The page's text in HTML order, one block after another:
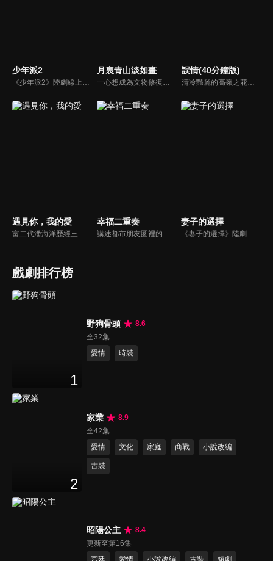
少年派2 月裏青山淡如畫 誤情(40分鐘版)
清冷豔麗的高嶺之花江時淺在遭受霸淩、暴力等一系列事件後，華麗蛻變逆襲歸來，用一場精心策劃強勢開啟自己的復仇之路，最終收穫內心救贖與愛情的故事。
遇見你，我的愛
富二代潘海洋歷經三次失敗婚姻，認為金錢阻礙愛情。唯第一任妻子陸雪怡真心待他。好友伊軒勸他隱藏身份。他在酒吧對芭蕾舞演員韓夢瑤一見鍾情。便化身業務經理與她相戀。熱戀中潘海洋決定娶韓夢瑤，卻在婚前發現韓夢瑤三年前曾是自己公司員工，進而揭開伊軒與韓夢瑤為還債設局圖謀他財產的陰謀...
幸福二重奏
講述都市朋友圈裡的好女好男們，在生活與職場的人際關係中經受重重磨練，解鎖夫妻與朋友之間最自洽的相處之道，尋找幸福真諦的故事。
妻子的選擇
《妻子的選擇》陸劇線上看。家庭主婦方糖在發現丈夫高家為疑似背叛後，隨之剝繭抽絲般一步步揭開自己婚姻糖衣下的真相，從陷入懷疑到直面真相，再到自我救贖涅槃重生的女性勵志成長故事 。
戲劇排行榜
1
野狗骨頭
8.6
全32集
愛情
時裝
2
家業
8.9
全42集
愛情
文化 家庭 商戰 小說改編
古裝
昭陽公主
8.4
更新至第16集